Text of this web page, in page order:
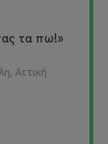
τα πω!»
Αττική